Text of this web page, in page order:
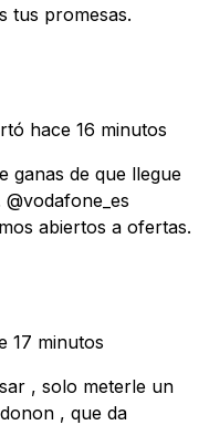
tus promesas.
hace 16 minutos
ganas de que llegue
abiertos a ofertas.
17 minutos
, solo meterle un
, que da